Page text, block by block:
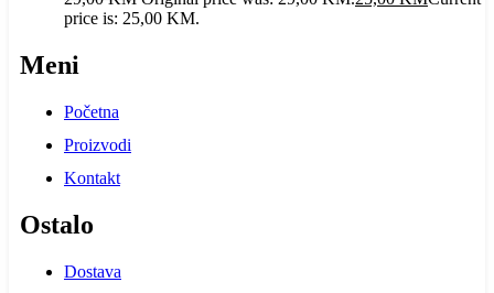
price is: 25,00 KM.
Meni
Početna
Proizvodi
Kontakt
Ostalo
Dostava